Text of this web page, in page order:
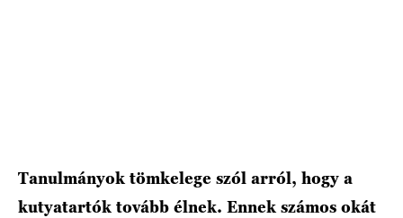
Tanulmányok tömkelege szól arról, hogy a
kutyatartók tovább élnek. Ennek számos okát